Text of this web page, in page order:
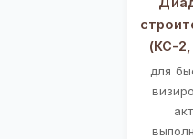
(КС-
для